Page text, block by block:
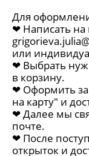
Для
❤︎ Написать на
или
❤︎ Выбрать
в корзину.
❤︎ Оформить
на карту" и
❤︎ Далее мы
почте.
❤︎ После
открыток и